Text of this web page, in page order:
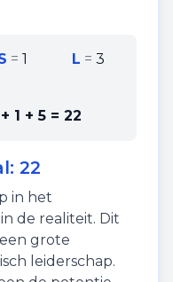
= 1 L = 3
1 + 5 = 22
22
in het
de realiteit. Dit
grote
leiderschap.